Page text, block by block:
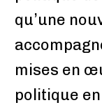
qu’une
mises en
politique